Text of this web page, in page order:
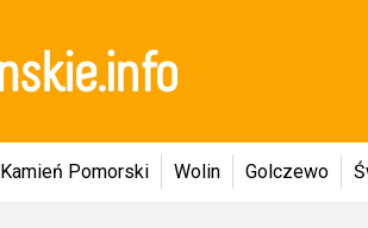
Kamień Pomorski Wolin Golczewo